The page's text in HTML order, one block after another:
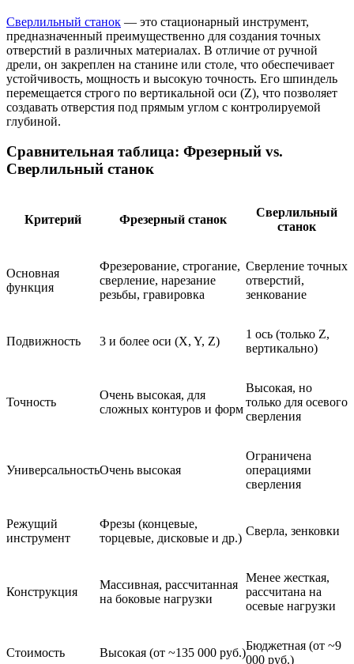
Сверлильный станок — это стационарный инструмент,
предназначенный преимущественно для создания точных
отверстий в различных материалах. В отличие от ручной
дрели, он закреплен на станине или столе, что обеспечивает
устойчивость, мощность и высокую точность. Его шпиндель
перемещается строго по вертикальной оси (Z), что позволяет
создавать отверстия под прямым углом с контролируемой
глубиной.
Сравнительная таблица: Фрезерный vs.
Сверлильный станок
Критерий Фрезерный станок
Сверлильный
станок
Основная
функция
Фрезерование, строгание,
сверление, нарезание
резьбы, гравировка
Сверление точных
отверстий,
зенкование
Подвижность 3 и более оси (X, Y, Z)
1 ось (только Z,
вертикально)
Точность
Очень высокая, для
сложных контуров и форм
Высокая, но
только для осевого
сверления
УниверсальностьОчень высокая
Ограничена
операциями
сверления
Режущий
инструмент
Фрезы (концевые,
торцевые, дисковые и др.)
Сверла, зенковки
Конструкция
Массивная, рассчитанная
на боковые нагрузки
Менее жесткая,
рассчитана на
осевые нагрузки
Стоимость Высокая (от ~135 000 руб.)
Бюджетная (от ~9
000 руб.)